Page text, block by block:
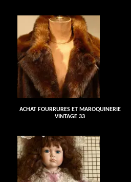
ACHAT FOURRURES ET MAROQUINERIE
VINTAGE 33